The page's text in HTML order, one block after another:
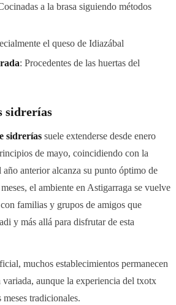
a la brasa siguiendo métodos
el queso de Idiazábal
: Procedentes de las huertas del
sidrerías
sidrerías suele extenderse desde enero
de mayo, coincidiendo con la
año anterior alcanza su punto óptimo de
el ambiente en Astigarraga se vuelve
familias y grupos de amigos que
y más allá para disfrutar de esta
muchos establecimientos permanecen
aunque la experiencia del txotx
tradicionales.